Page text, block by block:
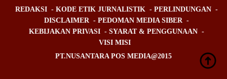
REDAKSI KODE ETIK JURNALISTIK
PERLINDUNGAN
DISCLAIMER
PEDOMAN MEDIA SIBER
KEBIJAKAN PRIVASI
SYARAT & PENGGUNAAN
VISI MISI
PT.NUSANTARA POS MEDIA@2015